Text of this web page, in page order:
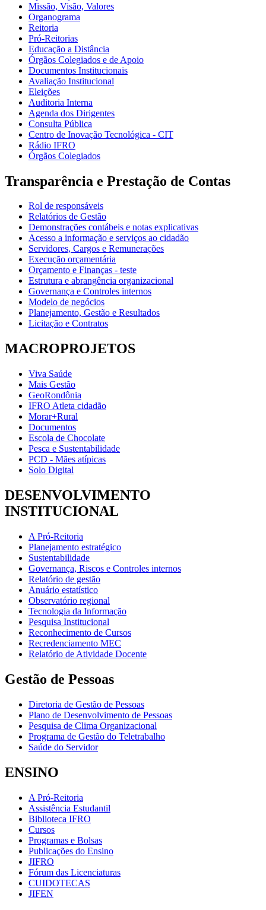
Missão, Visão, Valores
Organograma
Reitoria
Pró-Reitorias
Educação a Distância
Órgãos Colegiados e de Apoio
Documentos Institucionais
Avaliação Institucional
Eleições
Auditoria Interna
Agenda dos Dirigentes
Consulta Pública
Centro de Inovação Tecnológica - CIT
Rádio IFRO
Órgãos Colegiados
Transparência e Prestação de Contas
Rol de responsáveis
Relatórios de Gestão
Demonstrações contábeis e notas explicativas
Acesso a informação e serviços ao cidadão
Servidores, Cargos e Remunerações
Execução orçamentária
Orçamento e Finanças - teste
Estrutura e abrangência organizacional
Governança e Controles internos
Modelo de negócios
Planejamento, Gestão e Resultados
Licitação e Contratos
MACROPROJETOS
Viva Saúde
Mais Gestão
GeoRondônia
IFRO Atleta cidadão
Morar+Rural
Documentos
Escola de Chocolate
Pesca e Sustentabilidade
PCD - Mães atípicas
Solo Digital
DESENVOLVIMENTO
INSTITUCIONAL
A Pró-Reitoria
Planejamento estratégico
Sustentabilidade
Governança, Riscos e Controles internos
Relatório de gestão
Anuário estatístico
Observatório regional
Tecnologia da Informação
Pesquisa Institucional
Reconhecimento de Cursos
Recredenciamento MEC
Relatório de Atividade Docente
Gestão de Pessoas
Diretoria de Gestão de Pessoas
Plano de Desenvolvimento de Pessoas
Pesquisa de Clima Organizacional
Programa de Gestão do Teletrabalho
Saúde do Servidor
ENSINO
A Pró-Reitoria
Assistência Estudantil
Biblioteca IFRO
Cursos
Programas e Bolsas
Publicações do Ensino
JIFRO
Fórum das Licenciaturas
CUIDOTECAS
JIFEN